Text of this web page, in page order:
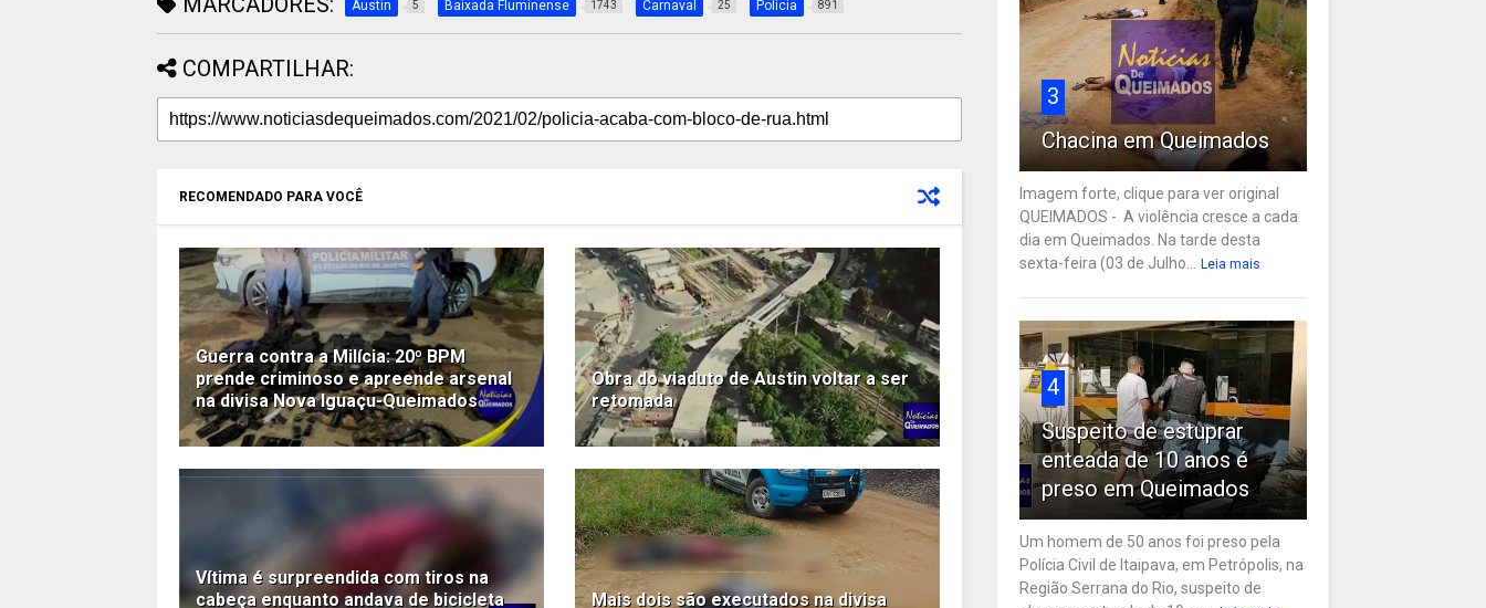
Austin 5 Baixada Fluminense 1743 Carnaval 25 Polícia 891
COMPARTILHAR:
RECOMENDADO PARA VOCÊ
Guerra contra a Milícia: 20º BPM
prende criminoso e apreende arsenal
na divisa Nova Iguaçu-Queimados
Obra do viaduto de Austin voltar a ser
retomada
Vítima é surpreendida com tiros na
cabeça enquanto andava de bicicleta
Mais dois são executados na divisa
3
Chacina em Queimados
Imagem forte, clique para ver original
QUEIMADOS - A violência cresce a cada
dia em Queimados. Na tarde desta
sexta-feira (03 de Julho...
Leia mais
4
Suspeito de estuprar
enteada de 10 anos é
preso em Queimados
Um homem de 50 anos foi preso pela
Polícia Civil de Itaipava, em Petrópolis, na
Região Serrana do Rio, suspeito de